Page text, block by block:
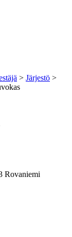
> Järjestö >
Rovaniemi